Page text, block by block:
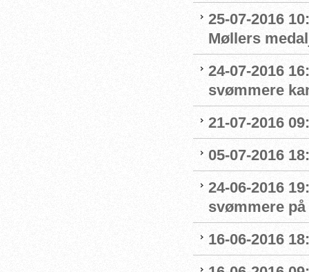
25-07-2016
Møllers
24-07-2016
svømmere
21-07-2016
05-07-2016
24-06-2016
svømmere
16-06-2016